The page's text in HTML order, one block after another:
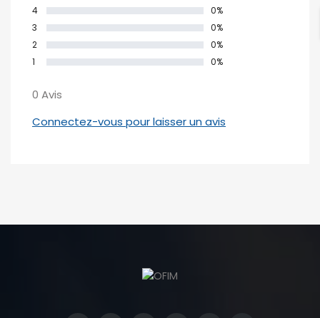
4
0%
3
0%
2
0%
1
0%
0 Avis
Connectez-vous pour laisser un avis